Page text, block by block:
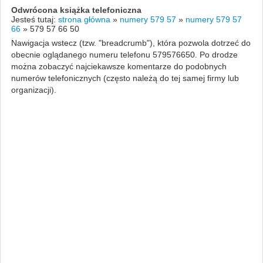
Odwrócona książka telefoniczna
Jesteś tutaj: strona główna » numery 579 57 » numery 579 57
66 » 579 57 66 50
Nawigacja wstecz (tzw. "breadcrumb"), która pozwola dotrzeć do
obecnie oglądanego numeru telefonu 579576650. Po drodze
można zobaczyć najciekawsze komentarze do podobnych
numerów telefonicznych (często należą do tej samej firmy lub
organizacji).